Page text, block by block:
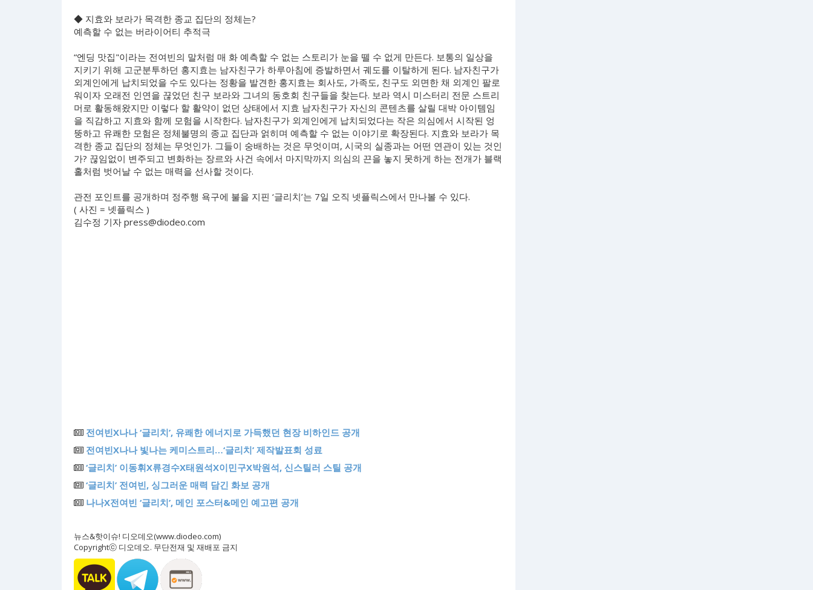
◆ 지효와 보라가 목격한 종교 집단의 정체는?
예측할 수 없는 버라이어티 추적극
“엔딩 맛집"이라는 전여빈의 말처럼 매 화 예측할 수 없는 스토리가 눈을 뗄 수 없게 만든다. 보통의 일상을
지키기 위해 고군분투하던 홍지효는 남자친구가 하루아침에 증발하면서 궤도를 이탈하게 된다. 남자친구가
외계인에게 납치되었을 수도 있다는 정황을 발견한 홍지효는 회사도, 가족도, 친구도 외면한 채 외계인 팔로
워이자 오래전 인연을 끊었던 친구 보라와 그녀의 동호회 친구들을 찾는다. 보라 역시 미스터리 전문 스트리
머로 활동해왔지만 이렇다 할 활약이 없던 상태에서 지효 남자친구가 자신의 콘텐츠를 살릴 대박 아이템임
을 직감하고 지효와 함께 모험을 시작한다. 남자친구가 외계인에게 납치되었다는 작은 의심에서 시작된 엉
뚱하고 유쾌한 모험은 정체불명의 종교 집단과 얽히며 예측할 수 없는 이야기로 확장된다. 지효와 보라가 목
격한 종교 집단의 정체는 무엇인가. 그들이 숭배하는 것은 무엇이며, 시국의 실종과는 어떤 연관이 있는 것인
가? 끊임없이 변주되고 변화하는 장르와 사건 속에서 마지막까지 의심의 끈을 놓지 못하게 하는 전개가 블랙
홀처럼 벗어날 수 없는 매력을 선사할 것이다.
관전 포인트를 공개하며 정주행 욕구에 불을 지핀 ‘글리치’는 7일 오직 넷플릭스에서 만나볼 수 있다.
( 사진 = 넷플릭스 )
김수정 기자 press@diodeo.com
전여빈X나나 ‘글리치’, 유쾌한 에너지로 가득했던 현장 비하인드 공개
전여빈X나나 빛나는 케미스트리…‘글리치’ 제작발표회 성료
‘글리치’ 이동휘X류경수X태원석X이민구X박원석, 신스틸러 스틸 공개
‘글리치’ 전여빈, 싱그러운 매력 담긴 화보 공개
나나X전여빈 ‘글리치’, 메인 포스터&메인 예고편 공개
뉴스&핫이슈! 디오데오(www.diodeo.com)
Copyrightⓒ 디오데오. 무단전재 및 재배포 금지